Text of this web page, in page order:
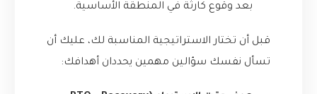
بعد وقوع كارثة في المنطقة الأساسية.
قبل أن تختار الاستراتيجية المناسبة لك، عليك أن
تسأل نفسك سؤالين مهمين يحددان أهدافك: